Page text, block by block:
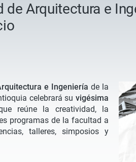
de Arquitectura e
e Ingeniería de la
celebrará su vigésima
reúne la creatividad, la
programas de la facultad a
talleres, simposios y